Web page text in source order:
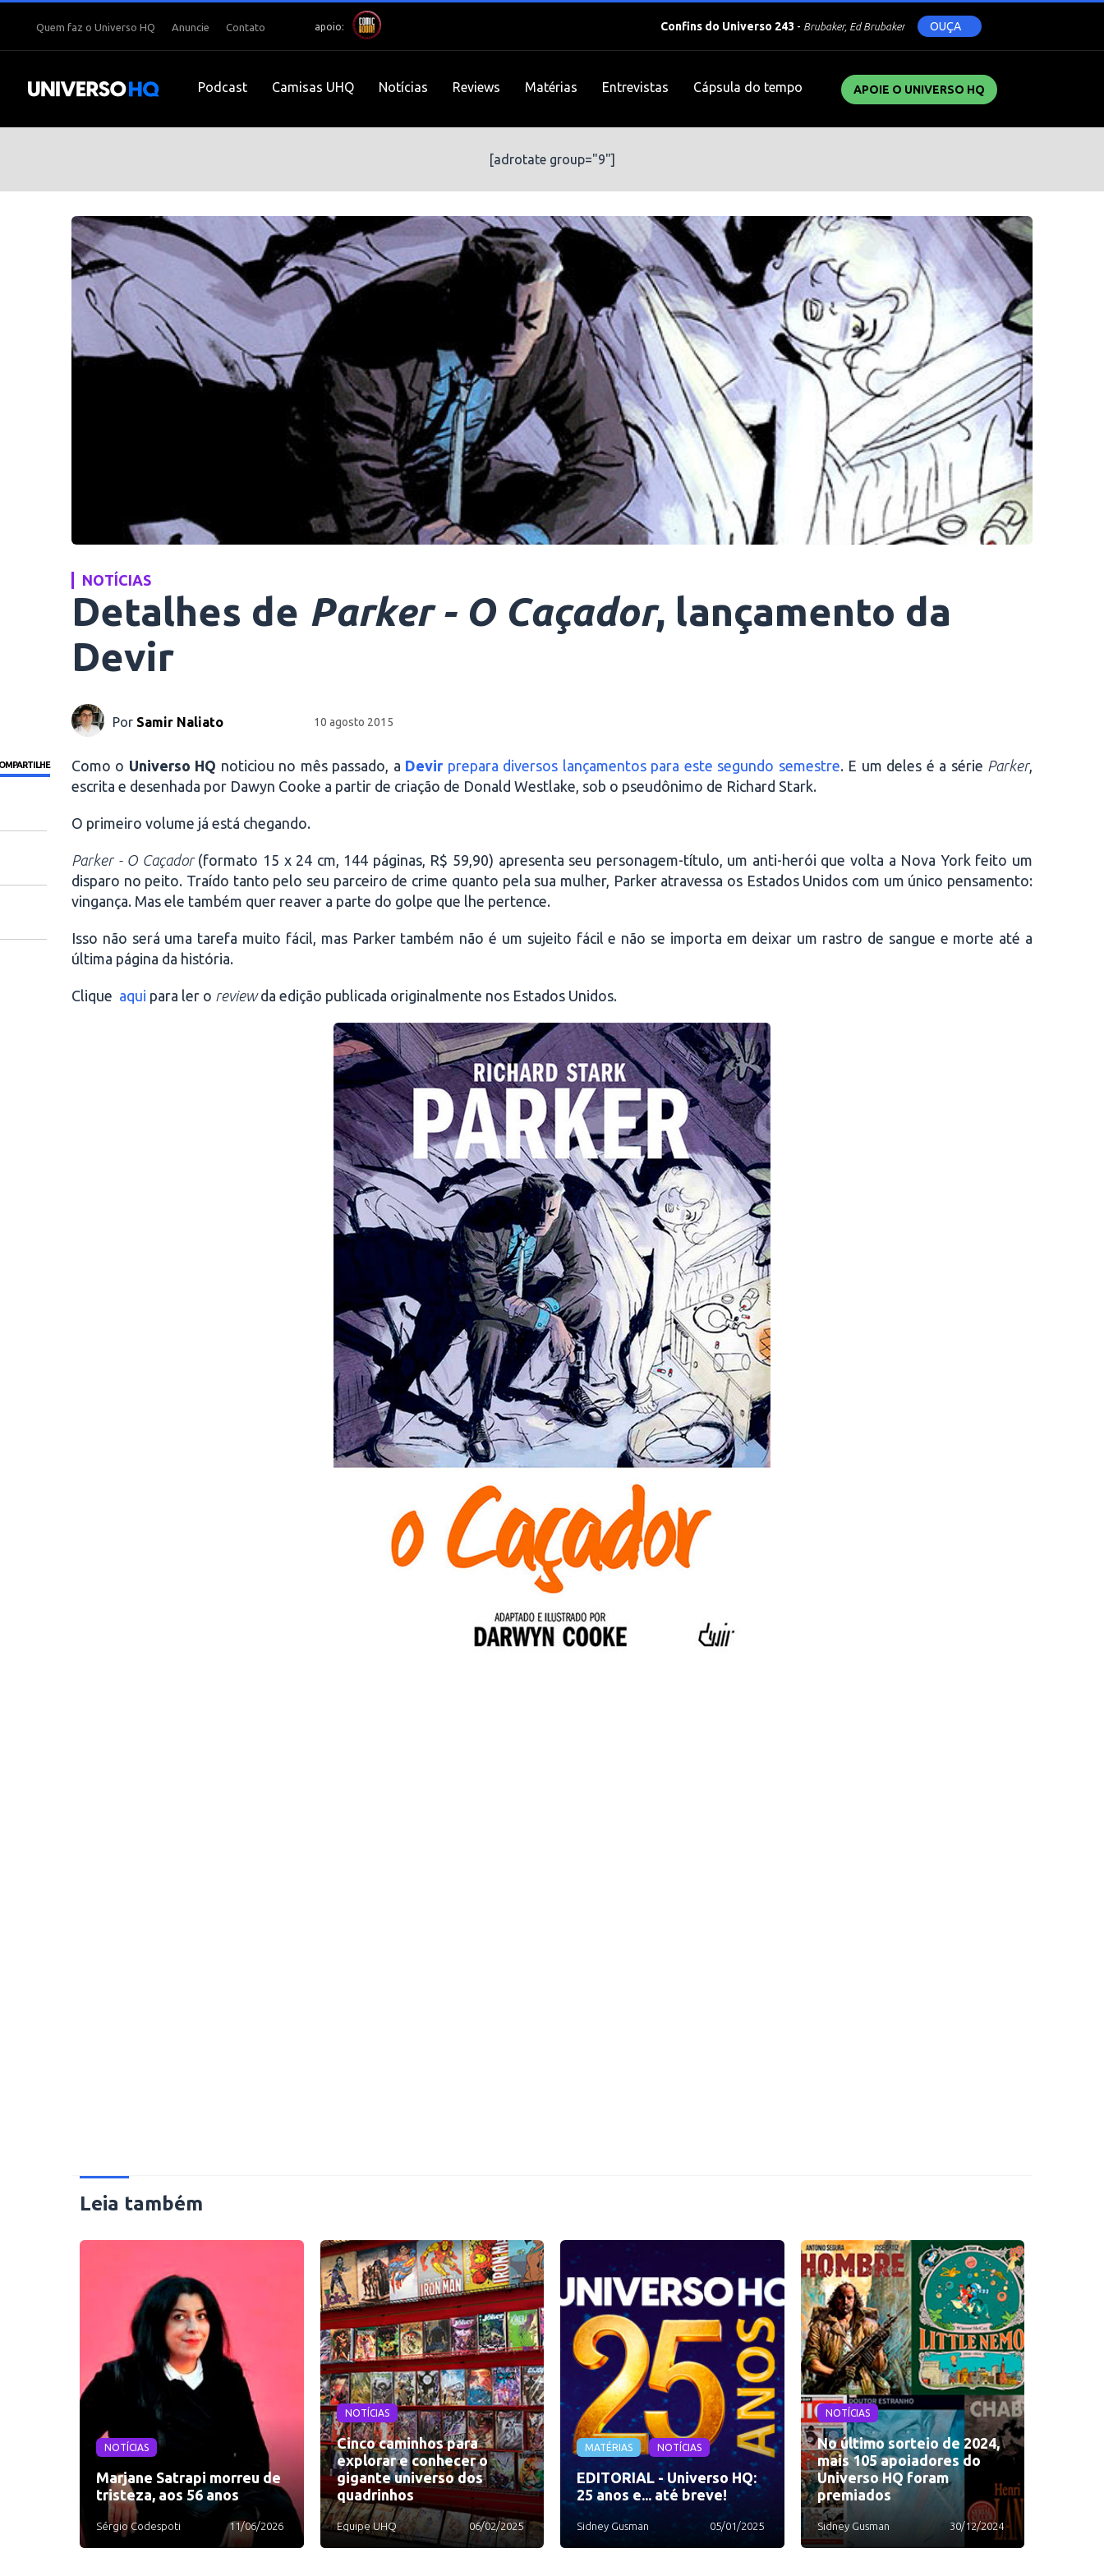
Quem faz o Universo HQ Anuncie Contato apoio: Confins do Universo 243 - Brubaker, Ed Brubaker OUÇA
Podcast Camisas UHQ Notícias Reviews Matérias Entrevistas Cápsula do tempo APOIE O UNIVERSO HQ
[adrotate group="9"]
NOTÍCIAS
Detalhes de Parker - O Caçador, lançamento da
Devir
Por Samir Naliato 10 agosto 2015
Como o Universo HQ noticiou no mês passado, a Devir prepara diversos lançamentos para este segundo semestre. E um deles é a série Parker,
escrita e desenhada por Dawyn Cooke a partir de criação de Donald Westlake, sob o pseudônimo de Richard Stark.
O primeiro volume já está chegando.
Parker - O Caçador(formato 15 x 24 cm, 144 páginas, R$ 59,90) apresenta seu personagem-título, um anti-herói que volta a Nova York feito um
disparo no peito. Traído tanto pelo seu parceiro de crime quanto pela sua mulher, Parker atravessa os Estados Unidos com um único pensamento:
vingança. Mas ele também quer reaver a parte do golpe que lhe pertence.
Isso não será uma tarefa muito fácil, mas Parker também não é um sujeito fácil e não se importa em deixar um rastro de sangue e morte até a
última página da história.
Clique aqui para ler o reviewda edição publicada originalmente nos Estados Unidos.
Leia também
NOTÍCIAS
Marjane Satrapi morreu de
tristeza, aos 56 anos
Sérgio Codespoti 11/06/2026
NOTÍCIAS
Cinco caminhos para
explorar e conhecer o
gigante universo dos
quadrinhos
Equipe UHQ 06/02/2025
MATÉRIAS NOTÍCIAS
EDITORIAL - Universo HQ:
25 anos e... até breve!
Sidney Gusman 05/01/2025
NOTÍCIAS
No último sorteio de 2024,
mais 105 apoiadores do
Universo HQ foram
premiados
Sidney Gusman 30/12/2024